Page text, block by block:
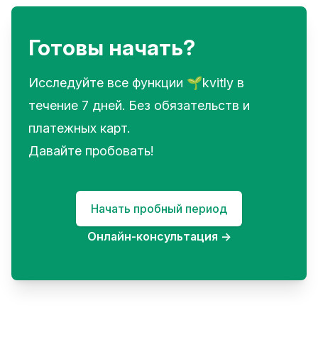
Готовы начать?
Исследуйте все функции 🌱kvitly в
течение 7 дней. Без обязательств и
платежных карт.
Давайте пробовать!
Начать пробный период
Онлайн-консультация →